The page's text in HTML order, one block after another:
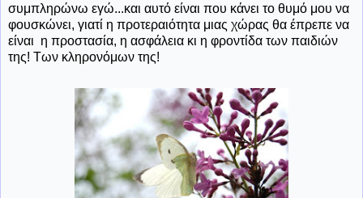
συμπληρώνω εγώ...και αυτό είναι που κάνει το θυμό μου να
φουσκώνει, γιατί η προτεραιότητα μιας χώρας θα έπρεπε να
είναι η προστασία, η ασφάλεια κι η φροντίδα των παιδιών
της! Των κληρονόμων της!